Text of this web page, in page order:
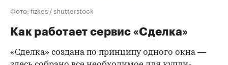
Фото: fizkes / shutterstock
Как работает сервис «Сделка»
«Сделка» создана по принципу одного окна —